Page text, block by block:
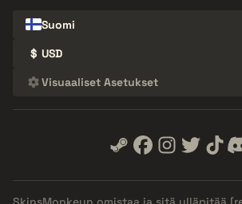
Suomi
$ USD
Visuaaliset Asetukset